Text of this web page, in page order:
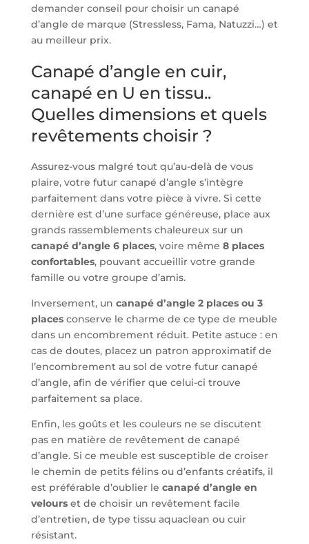
demander conseil pour choisir un canapé
d’angle de marque (Stressless, Fama, Natuzzi…) et
au meilleur prix.
Canapé d’angle en cuir,
canapé en U en tissu..
Quelles dimensions et quels
revêtements choisir ?
Assurez-vous malgré tout qu’au-delà de vous
plaire, votre futur canapé d’angle s’intègre
parfaitement dans votre pièce à vivre. Si cette
dernière est d’une surface généreuse, place aux
grands rassemblements chaleureux sur un
canapé d’angle 6 places, voire même 8 places
confortables, pouvant accueillir votre grande
famille ou votre groupe d’amis.
Inversement, un canapé d’angle 2 places ou 3
placesconserve le charme de ce type de meuble
dans un encombrement réduit. Petite astuce : en
cas de doutes, placez un patron approximatif de
l’encombrement au sol de votre futur canapé
d’angle, afin de vérifier que celui-ci trouve
parfaitement sa place.
Enfin, les goûts et les couleurs ne se discutent
pas en matière de revêtement de canapé
d’angle. Si ce meuble est susceptible de croiser
le chemin de petits félins ou d’enfants créatifs, il
est préférable d’oublier le canapé d’angle en
velourset de choisir un revêtement facile
d’entretien, de type tissu aquaclean ou cuir
résistant.